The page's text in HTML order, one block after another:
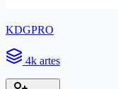
KDGPRO
4k artes